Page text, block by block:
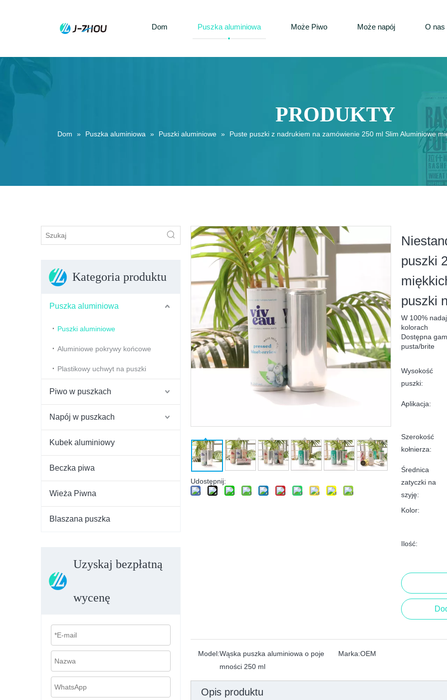
Dom Puszka aluminiowa Może Piwo Może napój O nas
PRODUKTY
Dom » Puszka aluminiowa » Puszki aluminiowe » Puste puszki z nadrukiem na zamówienie 250 ml Slim Aluminiowe
Kategoria produktu
Puszka aluminiowa
Puszki aluminiowe
Aluminiowe pokrywy końcowe
Plastikowy uchwyt na puszki
Piwo w puszkach
Napój w puszkach
Kubek aluminiowy
Beczka piwa
Wieża Piwna
Blaszana puszka
Uzyskaj bezpłatną
wycenę
Udostępnij:
puszki
puszki
W 100%
kolorach
Dostępna
pusta/brite
Wysokość
puszki:
Aplikacja:
Szerokość
kołnierza:
Średnica
zatyczki na
szyję:
Kolor:
Ilość:
Model:Wąska puszka aluminiowa o poje
mności 250 ml
Marka:OEM
Opis produktu